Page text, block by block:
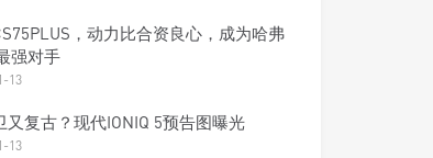
，动力比合资良心，成为哈弗
强对手
13
又复古？现代IONIQ 5预告图曝光
13